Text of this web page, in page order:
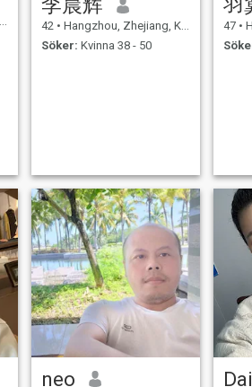
42 • Hangzhou, Zhejiang, Kina
Söker: Kvinna 38 - 50
47 •
neo